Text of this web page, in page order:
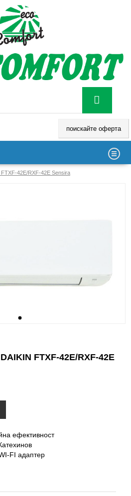
поискайте оферта
42E/RXF-42E Sensira
FTXF-42E/RXF-42E
ефективност
FI адаптер